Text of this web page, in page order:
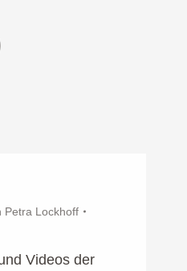
Petra Lockhoff
Videos der